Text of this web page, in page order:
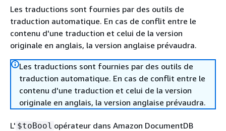
Les traductions sont fournies par des outils de
traduction automatique. En cas de conflit entre le
contenu d'une traduction et celui de la version
originale en anglais, la version anglaise prévaudra.
Les traductions sont fournies par des outils de
traduction automatique. En cas de conflit entre le
contenu d'une traduction et celui de la version
originale en anglais, la version anglaise prévaudra.
L' $toBool opérateur dans Amazon DocumentDB